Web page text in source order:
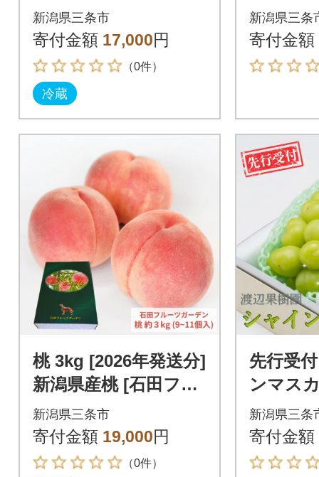
和8年産 新潟県 【016
P042】
新潟県三条市
寄付金額 17,000円
（0件）
冷蔵
がわジ
ーム 【
新潟県三条
寄付金額
桃 3kg [2026年発送分]
新潟県産桃 [石田フル
ーツガーデン] 【015P
058】
新潟県三条市
寄付金額 19,000円
（0件）
先行受
ンマス
70g) 令
【
新潟県三条
寄付金額